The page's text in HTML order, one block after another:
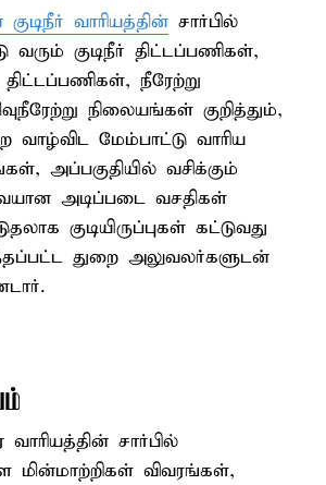
வாரியத்தின் சார்பில்
குடிநீர் திட்டப்பணிகள்,
நீரேற்று
நிலையங்கள் குறித்தும்,
வாழ்விட மேம்பாட்டு வாரிய
அப்பகுதியில் வசிக்கும்
அடிப்படை வசதிகள்
குடியிருப்புகள் கட்டுவது
துறை அலுவலர்களுடன்
வாரியத்தின் சார்பில்
மின்மாற்றிகள் விவரங்கள்,